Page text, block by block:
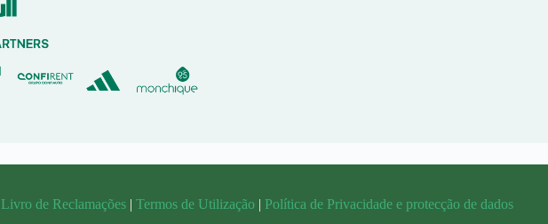
Livro de Reclamações | Termos de Utilização | Política de Privacidade e protecção de dados